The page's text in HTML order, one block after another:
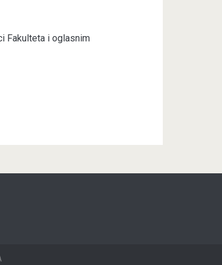
Fakulteta i oglasnim